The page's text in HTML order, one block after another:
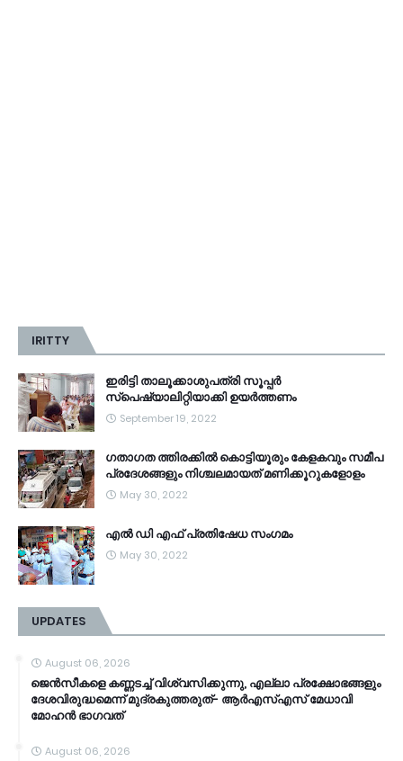
IRITTY
ഇരിട്ടി താലൂക്കാശുപത്രി സൂപ്പർ
സ്‌പെഷ്യാലിറ്റിയാക്കി ഉയർത്തണം
September 19, 2022
ഗതാഗത ത്തിരക്കിൽ കൊട്ടിയൂരും കേളകവും സമീപ
പ്രദേശങ്ങളും നിശ്ചലമായത് മണിക്കൂറുകളോളം
May 30, 2022
എൽ ഡി എഫ് പ്രതിഷേധ സംഗമം
May 30, 2022
UPDATES
August 06, 2026
ജെൻസീകളെ കണ്ണടച്ച് വിശ്വസിക്കുന്നു, എല്ലാ പ്രക്ഷോഭങ്ങളും
ദേശവിരുദ്ധമെന്ന് മുദ്രകുത്തരുത്- ആർഎസ്എസ് മേധാവി
മോഹൻ ഭാ​ഗവത്
August 06, 2026